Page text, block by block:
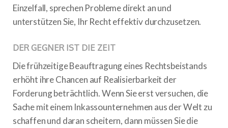
Einzelfall, sprechen Probleme direkt an und
unterstützen Sie, Ihr Recht effektiv durchzusetzen.
DER GEGNER IST DIE ZEIT
Die frühzeitige Beauftragung eines Rechtsbeistands
erhöht ihre Chancen auf Realisierbarkeit der
Forderung beträchtlich. Wenn Sie erst versuchen, die
Sache mit einem Inkassounternehmen aus der Welt zu
schaffen und daran scheitern, dann müssen Sie die